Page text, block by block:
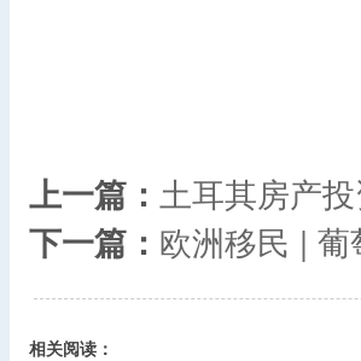
上一篇： 土耳其房产
下一篇： 欧洲移民 |
相关阅读：